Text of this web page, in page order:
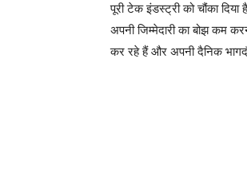
पूरी टेक इंडस्ट्री को चौंका
अपनी जिम्मेदारी का बोझ कम
कर रहे हैं और अपनी दैनिक